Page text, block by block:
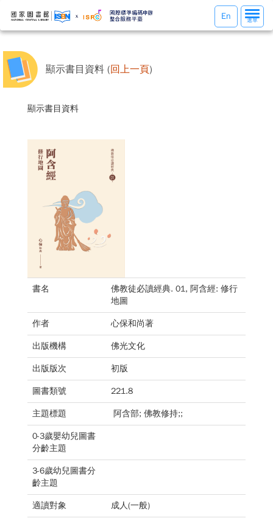
選
單
選單
En
顯示書目資料 (回上一頁)
顯示書目資料
書名
佛教徒必讀經典. 01, 阿含經: 修行
地圖
作者 心保和尚著
出版機構 佛光文化
出版版次 初版
圖書類號 221.8
主題標題 阿含部; 佛教修持;;
0-3歲嬰幼兒圖書
分齡主題
3-6歲幼兒圖書分
齡主題
適讀對象 成人(一般)